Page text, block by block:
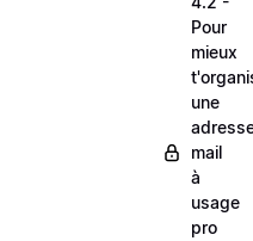
Pour
mieux
une
mail
à
usage
pro